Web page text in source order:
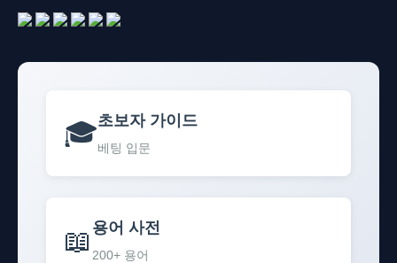
🎓초보자 가이드
베팅 입문
📖 용어 사전
200+ 용어